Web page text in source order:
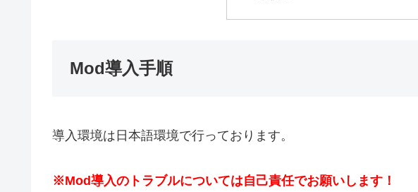
Mod導入手順
導入環境は日本語環境で行っております。
※Mod導入のトラブルについては自己責任でお願いします！